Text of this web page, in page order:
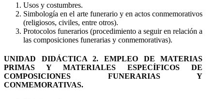
Usos y costumbres.
Simbología en el arte funerario y en actos conmemorativos
(religiosos, civiles, entre otros).
Protocolos funerarios (procedimiento a seguir en relación a
las composiciones funerarias y conmemorativas).
UNIDAD DIDÁCTICA 2. EMPLEO DE MATERIAS
PRIMAS Y MATERIALES ESPECÍFICOS DE
COMPOSICIONES FUNERARIAS Y
CONMEMORATIVAS.